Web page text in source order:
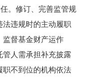
。修订、完善监管规
违规时的主动履职
监督基金财产运作
人需承担补充披露
职不到位的机构依法